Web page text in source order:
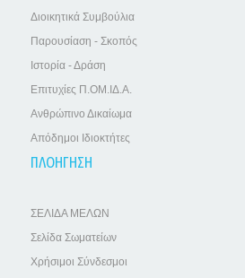
Διοικητικά Συμβούλια
Παρουσίαση - Σκοπός
Ιστορία - Δράση
Επιτυχίες Π.ΟΜ.ΙΔ.Α.
Ανθρώπινο Δικαίωμα
Απόδημοι Ιδιοκτήτες
ΠΛΟΗΓΗΣΗ
ΣΕΛΙΔΑ ΜΕΛΩΝ
Σελίδα Σωματείων
Χρήσιμοι Σύνδεσμοι